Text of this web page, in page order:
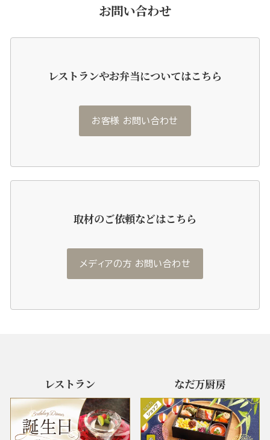
お問い合わせ
レストランやお弁当についてはこちら
お客様 お問い合わせ
取材のご依頼などはこちら
メディアの方 お問い合わせ
レストラン なだ万厨房